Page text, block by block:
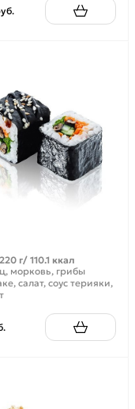
г/ 110.1 ккал
морковь, грибы
салат, соус терияки,